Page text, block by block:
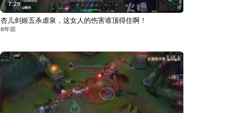
7:29
杏儿剑姬五杀虐泉，这女人的伤害谁顶得住啊！
6年前